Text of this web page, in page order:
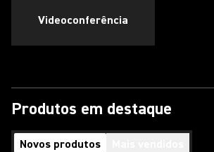
Videoconferência
Produtos em destaque
Novos produtos